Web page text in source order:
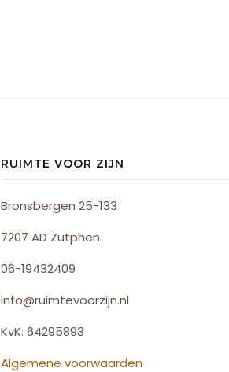
RUIMTE VOOR ZIJN
Bronsbergen 25-133
7207 AD Zutphen
06-19432409
info@ruimtevoorzijn.nl
KvK: 64295893
Algemene voorwaarden